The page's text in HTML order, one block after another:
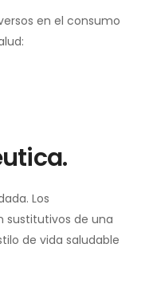
en el consumo
Los
sustitutivos de una
de vida saludable